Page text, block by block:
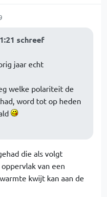
schreef
jaar echt
welke polariteit de
word tot op heden
die als volgt
van een
kwijt kan aan de